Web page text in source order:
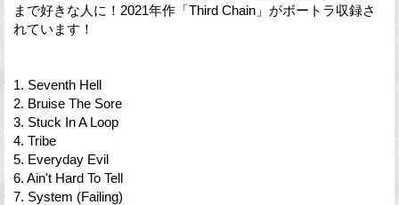
まで好きな人に！2021年作「Third Chain」がボートラ収録さ
れています！
1. Seventh Hell
2. Bruise The Sore
3. Stuck In A Loop
4. Tribe
5. Everyday Evil
6. Ain't Hard To Tell
7. System (Failing)